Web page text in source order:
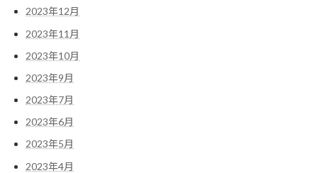
2023年12月
2023年11月
2023年10月
2023年9月
2023年7月
2023年6月
2023年5月
2023年4月